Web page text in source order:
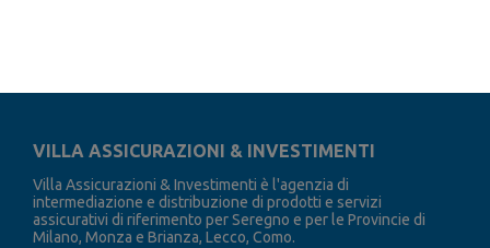
VILLA ASSICURAZIONI & INVESTIMENTI
Villa Assicurazioni & Investimenti è l'agenzia di
intermediazione e distribuzione di prodotti e servizi
assicurativi di riferimento per Seregno e per le Provincie di
Milano, Monza e Brianza, Lecco, Como.